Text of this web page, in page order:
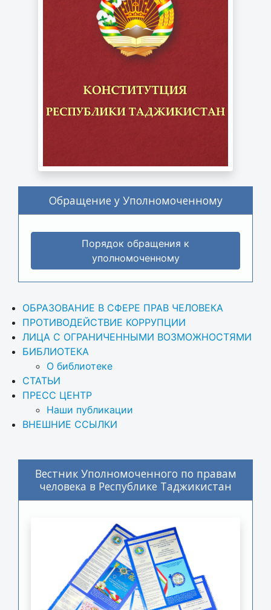
Обращение у Уполномоченному
Порядок обращения к
уполномоченному
ОБРАЗОВАНИЕ В СФЕРЕ ПРАВ ЧЕЛОВЕКА
ПРОТИВОДЕЙСТВИЕ КОРРУПЦИИ
ЛИЦА С ОГРАНИЧЕННЫМИ ВОЗМОЖНОСТЯМИ
БИБЛИОТЕКА
О библиотеке
СТАТЬИ
ПРЕСС ЦЕНТР
Наши публикации
ВНЕШНИЕ ССЫЛКИ
Вестник Уполномоченного по правам
человека в Республике Таджикистан